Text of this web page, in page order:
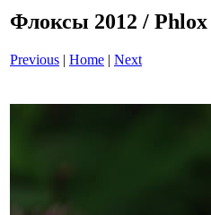
Флоксы 2012 /
Previous | Home | Next